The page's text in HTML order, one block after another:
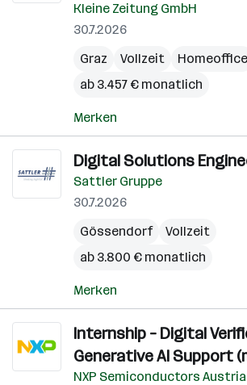
Kleine Zeitung GmbH
30.7.2026
Graz
Vollzeit
Homeoffice
ab 3.457 € monatlich
Merken
Digital Solutions
Sattler Gruppe
30.7.2026
Gössendorf
Vollzeit
ab 3.800 € monatlich
Merken
Internship – Digital
Generative AI Support
NXP Semiconductors Austria